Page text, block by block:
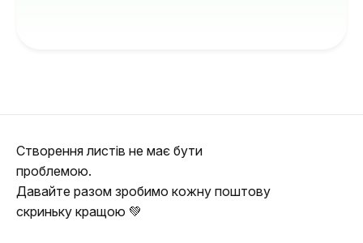
Створення листів не має бути
проблемою.
Давайте разом зробимо кожну поштову
скриньку кращою 💚